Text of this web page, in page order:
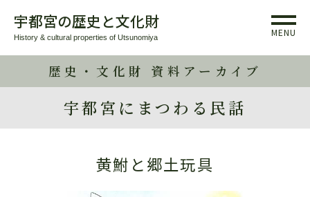
宇都宮の歴史と文化財
History & cultural properties of Utsunomiya MENU
歴史・文化財 資料アーカイブ
宇都宮にまつわる民話
黄鮒と郷土玩具